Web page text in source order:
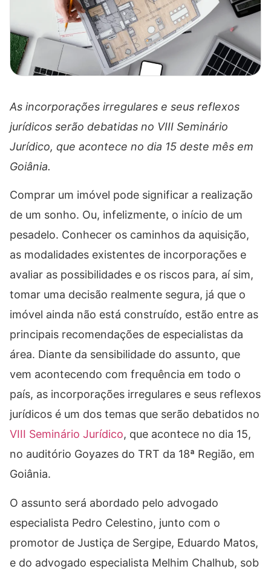
As incorporações irregulares e seus reflexos
jurídicos serão debatidas no VIII Seminário
Jurídico, que acontece no dia 15 deste mês em
Goiânia.
Comprar um imóvel pode significar a realização
de um sonho. Ou, infelizmente, o início de um
pesadelo. Conhecer os caminhos da aquisição,
as modalidades existentes de incorporações e
avaliar as possibilidades e os riscos para, aí sim,
tomar uma decisão realmente segura, já que o
imóvel ainda não está construído, estão entre as
principais recomendações de especialistas da
área. Diante da sensibilidade do assunto, que
vem acontecendo com frequência em todo o
país, as incorporações irregulares e seus reflexos
jurídicos é um dos temas que serão debatidos no
VIII Seminário Jurídico, que acontece no dia 15,
no auditório Goyazes do TRT da 18ª Região, em
Goiânia.
O assunto será abordado pelo advogado
especialista Pedro Celestino, junto com o
promotor de Justiça de Sergipe, Eduardo Matos,
e do advogado especialista Melhim Chalhub, sob